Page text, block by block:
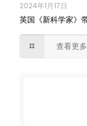
2024年1月17日
英国《新科学家》
查看更多